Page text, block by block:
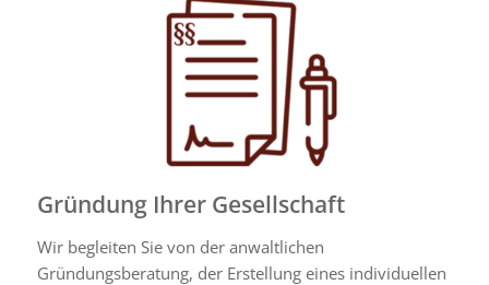
Gründung Ihrer Gesellschaft
Wir begleiten Sie von der anwaltlichen
Gründungsberatung, der Erstellung eines individuellen